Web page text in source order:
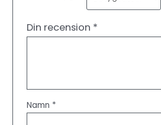
Din recension *
Namn *